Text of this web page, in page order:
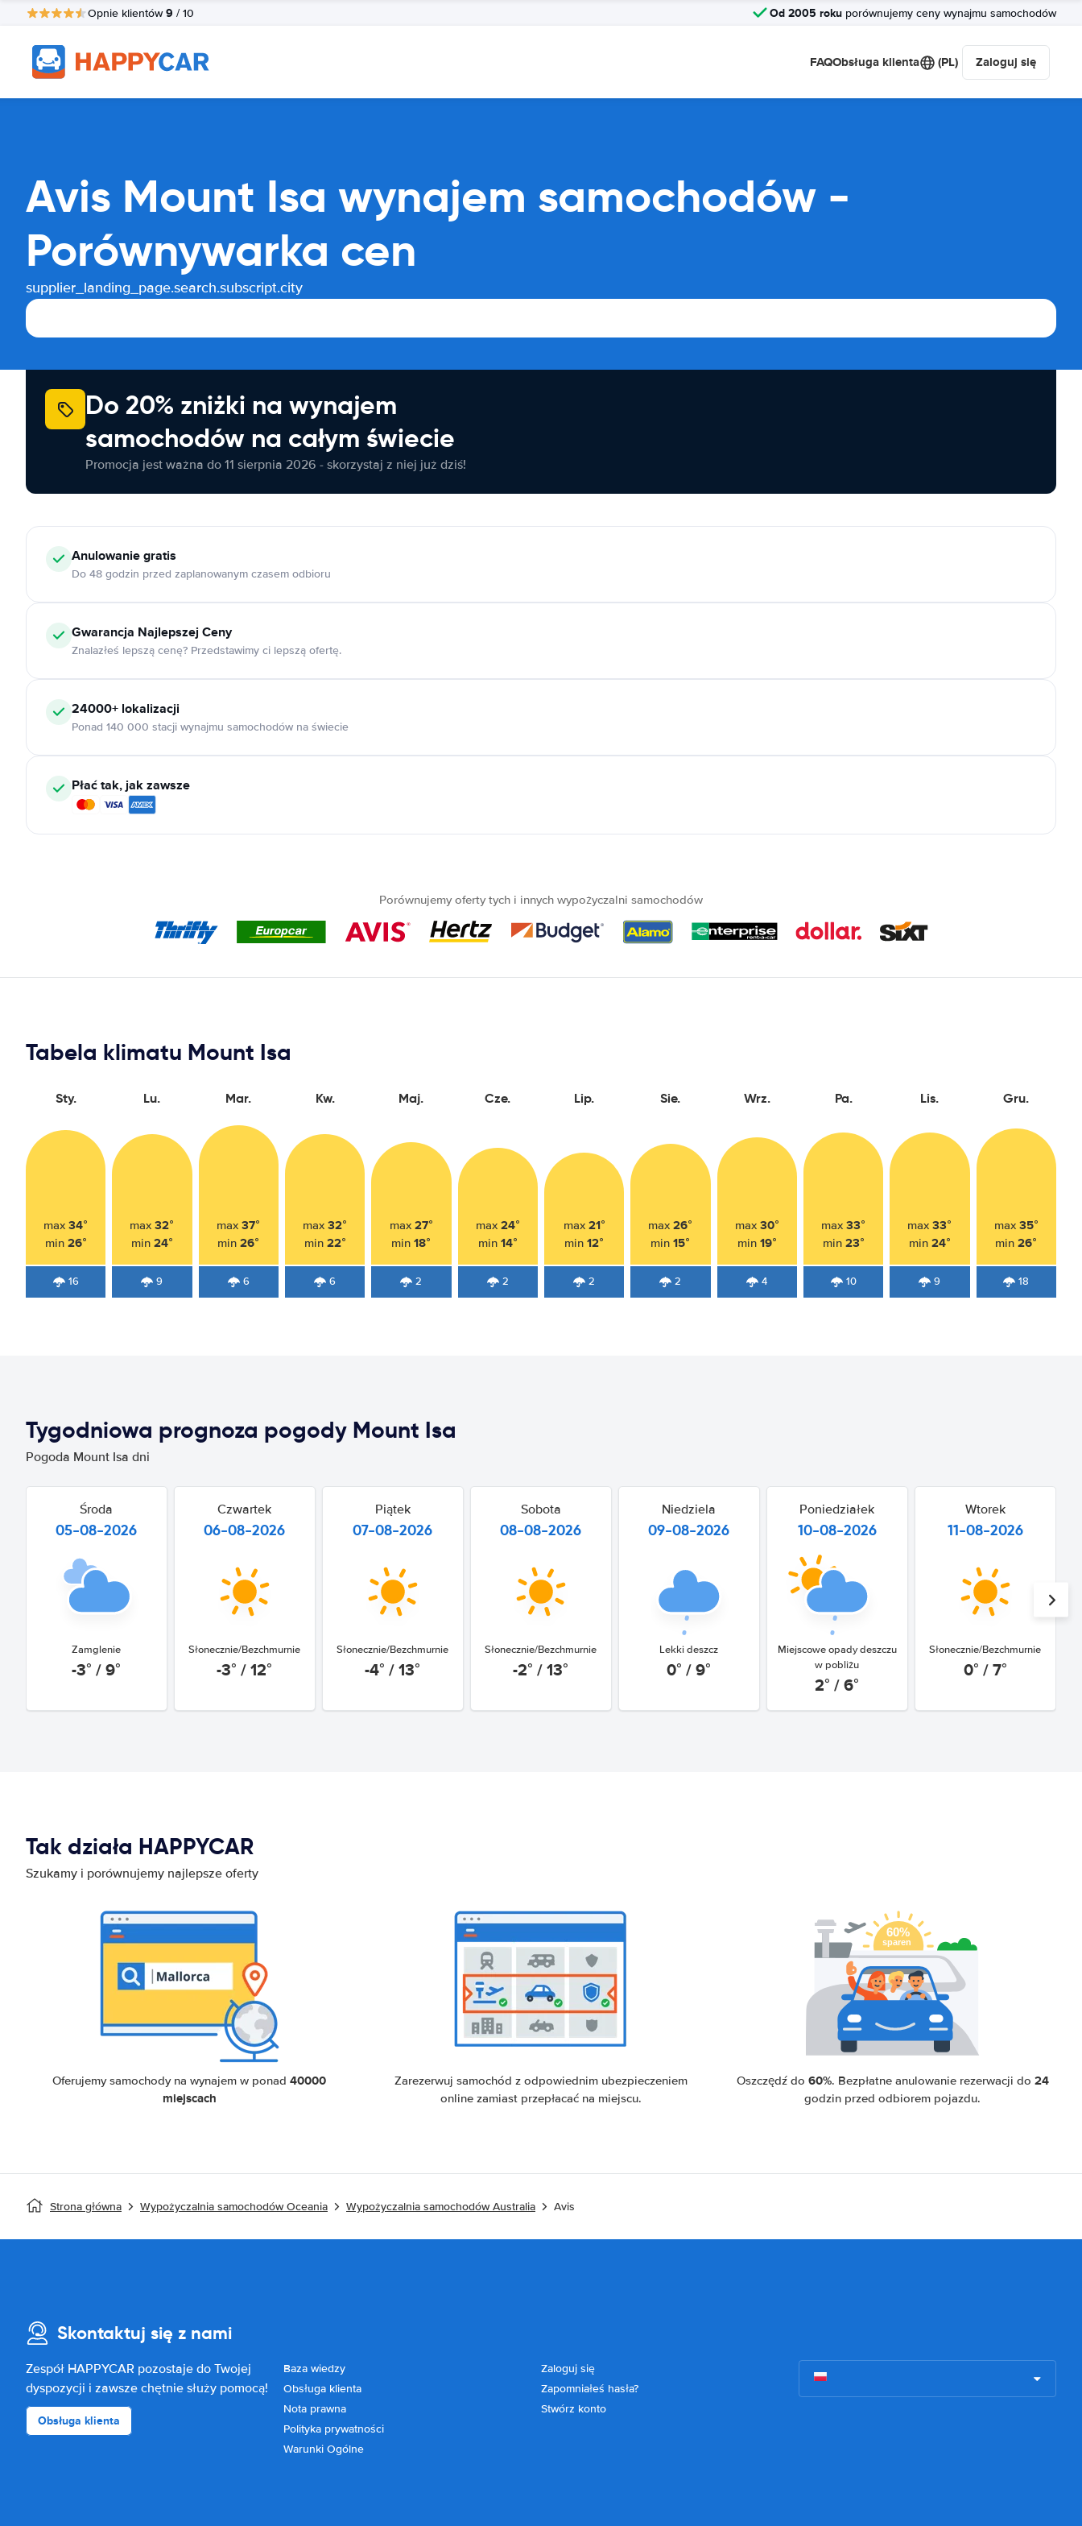
Opnie klientów9 / 10 Od 2005 roku porównujemy ceny wynajmu samochodów
FAQObsługa klienta (PL) Zaloguj się
Avis Mount Isa wynajem samochodów -
Porównywarka cen
supplier_landing_page.search.subscript.city
Do 20% zniżki na wynajem
samochodów na całym świecie
Promocja jest ważna do 11 sierpnia 2026 - skorzystaj z niej już dziś!
Anulowaniegratis
Do 48 godzin przed zaplanowanym czasem odbioru
Gwarancja Najlepszej Ceny
Znalazłeś lepszą cenę? Przedstawimy ci lepszą ofertę.
24000+ lokalizacji
Ponad 140 000 stacji wynajmu samochodów na świecie
Płać tak, jak zawsze
Porównujemy oferty tych i innych wypożyczalni samochodów
Tabela klimatu Mount Isa
Sty.
max34°
min 26°
16
Lu.
max32°
min 24°
9
Mar.
max37°
min26°
6
Kw.
max32°
min 22°
6
Maj.
max 27°
min18°
2
Cze.
max 24°
min 14°
2
Lip.
max 21°
min12°
2
Sie.
max26°
min15°
2
Wrz.
max 30°
min 19°
4
Pa.
max33°
min 23°
10
Lis.
max33°
min 24°
9
Gru.
max 35°
min26°
18
Tygodniowa prognoza pogody Mount Isa
Pogoda Mount Isa dni
Środa
05-08-2026
Zamglenie
-3° / 9°
Czwartek
06-08-2026
Słonecznie/Bezchmurnie
-3° / 12°
Piątek
07-08-2026
Słonecznie/Bezchmurnie
-4° / 13°
Sobota
08-08-2026
Słonecznie/Bezchmurnie
-2° / 13°
Niedziela
09-08-2026
Lekki deszcz
0° / 9°
Poniedziałek
10-08-2026
Miejscowe opady deszczu
w pobliżu
2° / 6°
Wtorek
11-08-2026
Słonecznie/Bezchmurnie
0° / 7°
Tak działa HAPPYCAR
Szukamy i porównujemy najlepsze oferty
Oferujemy samochody na wynajem w ponad40000
miejscach
Zarezerwuj samochód z odpowiednim ubezpieczeniem
online zamiast przepłacać na miejscu.
Oszczędź do 60%. Bezpłatne anulowanie rezerwacji do 24
godzin przed odbiorem pojazdu.
Strona główna Wypożyczalnia samochodów Oceania Wypożyczalnia samochodów Australia Avis
Skontaktuj się z nami
Zespół HAPPYCAR pozostaje do Twojej
dyspozycji i zawsze chętnie służy pomocą!
Obsługa klienta
Baza wiedzy
Obsługa klienta
Nota prawna
Polityka prywatności
Warunki Ogólne
Zaloguj się
Zapomniałeś hasła?
Stwórz konto